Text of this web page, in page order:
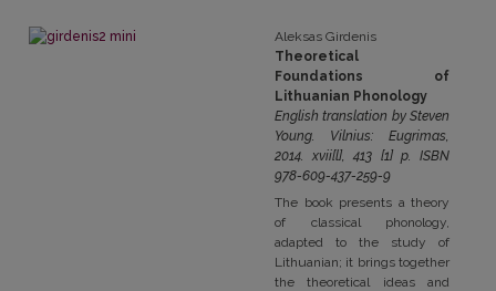
Aleksas Girdenis
Theoretical
Foundations of
Lithuanian Phonology
English translation by Steven
Young. Vilnius: Eugrimas,
2014. xvii[l], 413 [1] p. ISBN
978-609-437-259-9
The book presents a theory
of classical phonology,
adapted to the study of
Lithuanian; it brings together
the theoretical ideas and